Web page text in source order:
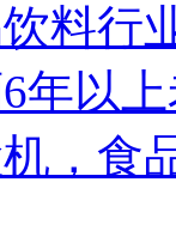
料行
年以
，食